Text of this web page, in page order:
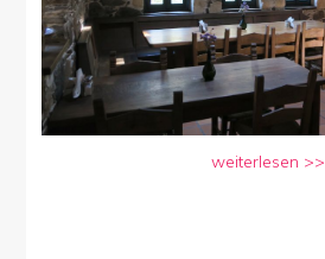
weiterlesen >>